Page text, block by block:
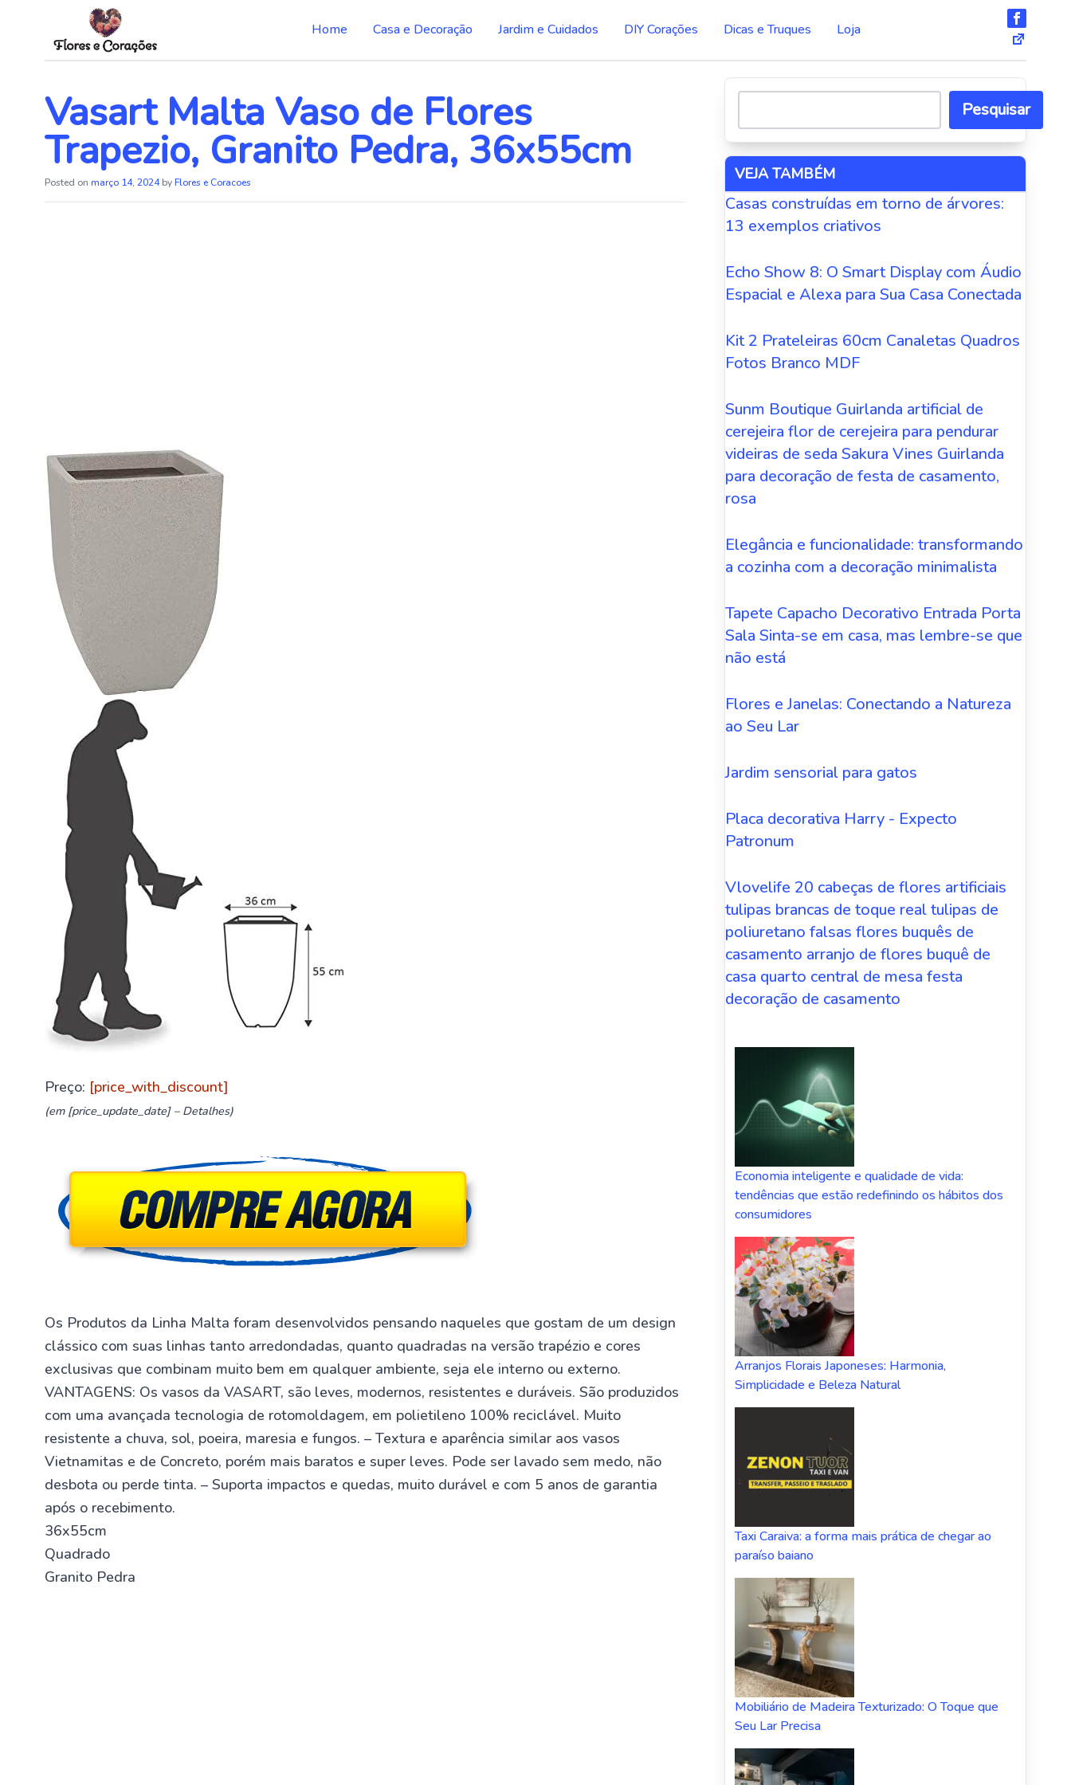
Skip
to
content
Home Casa e Decoração Jardim e Cuidados DIY Corações Dicas e Truques Loja
Vasart Malta Vaso de Flores
Trapezio, Granito Pedra, 36x55cm
Posted on março 14, 2024 byFlores e Coracoes
Preço: [price_with_discount]
(em [price_update_date] – Detalhes)
Os Produtos da Linha Malta foram desenvolvidos pensando naqueles que gostam de um design
clássico com suas linhas tanto arredondadas, quanto quadradas na versão trapézio e cores
exclusivas que combinam muito bem em qualquer ambiente, seja ele interno ou externo.
VANTAGENS: Os vasos da VASART, são leves, modernos, resistentes e duráveis. São produzidos
com uma avançada tecnologia de rotomoldagem, em polietileno 100% reciclável. Muito
resistente a chuva, sol, poeira, maresia e fungos. – Textura e aparência similar aos vasos
Vietnamitas e de Concreto, porém mais baratos e super leves. Pode ser lavado sem medo, não
desbota ou perde tinta. – Suporta impactos e quedas, muito durável e com 5 anos de garantia
após o recebimento.
36x55cm
Quadrado
Granito Pedra
Pesquisar
VEJA TAMBÉM
Casas construídas em torno de árvores:
13 exemplos criativos
Echo Show 8: O Smart Display com Áudio
Espacial e Alexa para Sua Casa Conectada
Kit 2 Prateleiras 60cm Canaletas Quadros
Fotos Branco MDF
Sunm Boutique Guirlanda artificial de
cerejeira flor de cerejeira para pendurar
videiras de seda Sakura Vines Guirlanda
para decoração de festa de casamento,
rosa
Elegância e funcionalidade: transformando
a cozinha com a decoração minimalista
Tapete Capacho Decorativo Entrada Porta
Sala Sinta-se em casa, mas lembre-se que
não está
Flores e Janelas: Conectando a Natureza
ao Seu Lar
Jardim sensorial para gatos
Placa decorativa Harry - Expecto
Patronum
Vlovelife 20 cabeças de flores artificiais
tulipas brancas de toque real tulipas de
poliuretano falsas flores buquês de
casamento arranjo de flores buquê de
casa quarto central de mesa festa
decoração de casamento
Economia inteligente e qualidade de vida:
tendências que estão redefinindo os hábitos dos
consumidores
Arranjos Florais Japoneses: Harmonia,
Simplicidade e Beleza Natural
Taxi Caraiva: a forma mais prática de chegar ao
paraíso baiano
Mobiliário de Madeira Texturizado: O Toque que
Seu Lar Precisa